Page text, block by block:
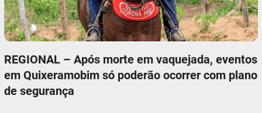
REGIONAL – Após morte em vaquejada, eventos
em Quixeramobim só poderão ocorrer com plano
de segurança